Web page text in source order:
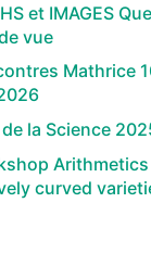
et IMAGES
vue
Mathrice
la Science
curved